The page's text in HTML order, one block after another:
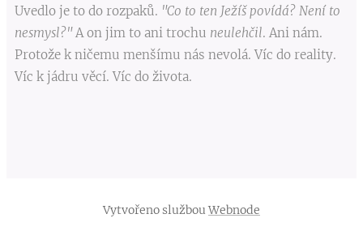
Uvedlo je to do rozpaků. "Co to ten Ježíš povídá? Není to
nesmysl?"A on jim to ani trochu neulehčil. Ani nám.
Protože k ničemu menšímu nás nevolá. Víc do reality.
Víc k jádru věcí. Víc do života.
Vytvořeno službouWebnode